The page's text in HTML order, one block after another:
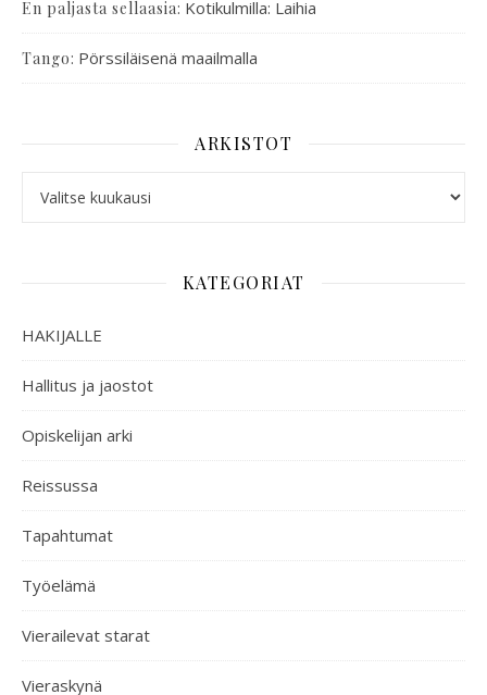
En paljasta sellaasia: Kotikulmilla: Laihia
Tango: Pörssiläisenä maailmalla
ARKISTOT
KATEGORIAT
HAKIJALLE
Hallitus ja jaostot
Opiskelijan arki
Reissussa
Tapahtumat
Työelämä
Vierailevat starat
Vieraskynä